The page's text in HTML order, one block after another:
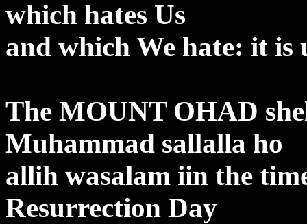
which hates Us
and which We hate: it is
The MOUNT OHAD
Muhammad sallalla ho
allih wasalam iin the
Resurrection Day